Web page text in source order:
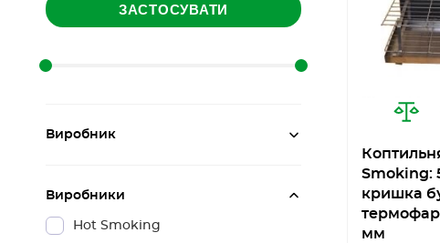
Smoking:
кришка
мм
ЗАСТОСУВАТИ
Виробник
Виробники
Hot Smoking